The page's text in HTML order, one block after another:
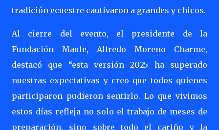
tradición ecuestre cautivaron a grandes y chicos.
Al cierre del evento, el presidente de la
Fundación Maule, Alfredo Moreno Charme,
destacó que “esta versión 2025 ha superado
nuestras expectativas y creo que todos quienes
participaron pudieron sentirlo. Lo que vivimos
estos días refleja no solo el trabajo de meses de
preparación, sino sobre todo el cariño y la